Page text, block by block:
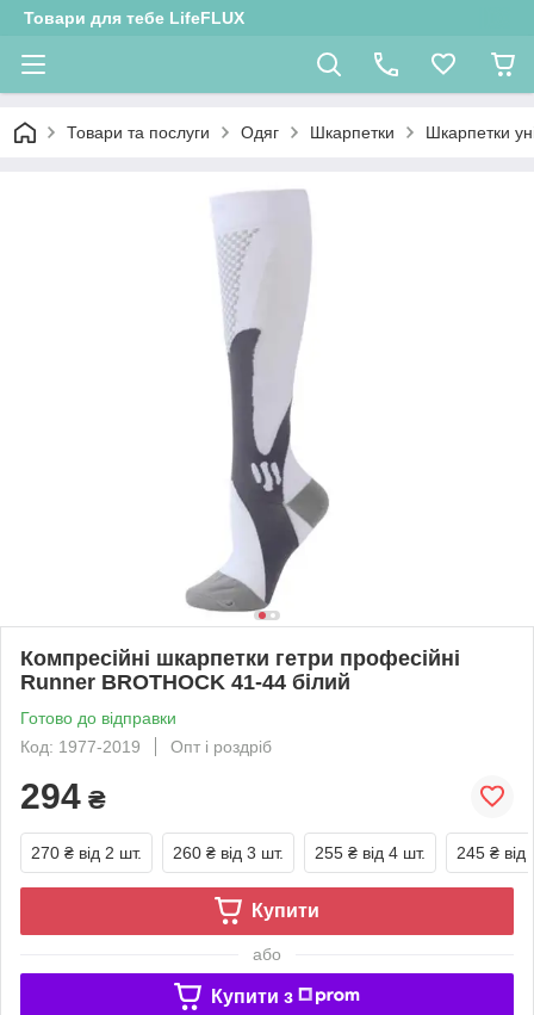
Товари для тебе LifeFLUX
Товари та послуги Одяг Шкарпетки Шкарпетки
Компресійні шкарпетки гетри професійні
Runner BROTHOCK 41-44 білий
Готово до відправки
Код: 1977-2019
Опт і роздріб
294 ₴
270 ₴ від 2 шт. 260 ₴ від 3 шт. 255 ₴ від 4 шт. 245 ₴ від
Купити
або
Купити з